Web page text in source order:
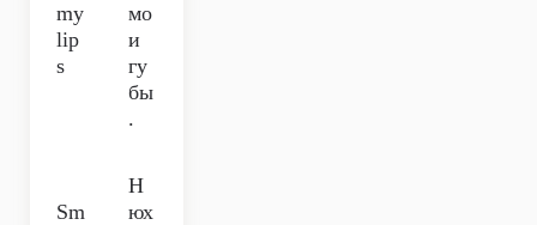
my
lip
s
мо
и
гу
бы
.
Sm
Н
юх